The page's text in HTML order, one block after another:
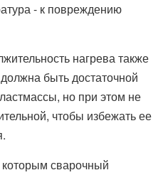
- к повреждению
нагрева также
быть достаточной
но при этом не
чтобы избежать ее
сварочный